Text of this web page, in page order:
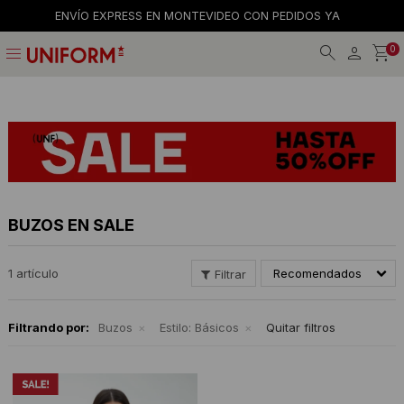
ENVÍO EXPRESS EN MONTEVIDEO CON PEDIDOS YA
menu 0
BUZOS EN SALE
1 artículo Recomendados
Filtrando por: Buzos Estilo: Básicos Quitar filtros
Calzado
Remeras
Accesorios
Remeras
Shorts y faldas
Buzos
Gorras
Billeteras
Tiendas
Trabaja con nosotros
Términos y condiciones